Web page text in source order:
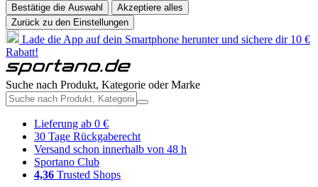
Bestätige die Auswahl
Akzeptiere alles
Zurück zu den Einstellungen
Lade die App auf dein Smartphone herunter und sichere dir 10 €
Rabatt!
Suche nach Produkt, Kategorie oder Marke
Lieferung ab 0 €
30 Tage Rückgaberecht
Versand schon innerhalb von 48 h
Sportano Club
4,36 Trusted Shops